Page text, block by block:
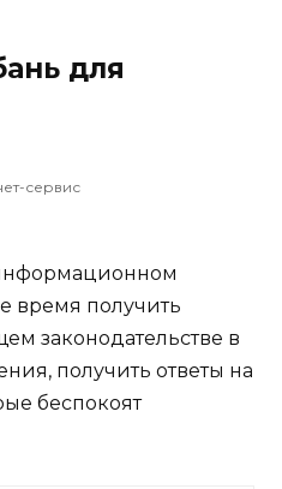
для
сервис
время получить
законодательстве в
получить ответы на
беспокоят